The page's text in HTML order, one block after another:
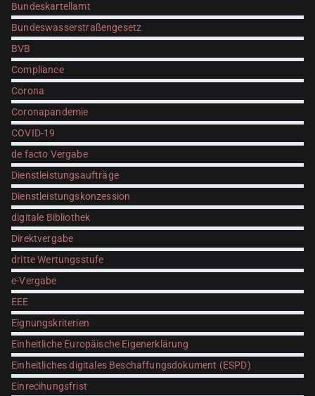
Bundeskartellamt
Bundeswasserstraßengesetz
BVB
Compliance
Corona
Coronapandemie
COVID-19
de facto Vergabe
Dienstleistungsaufträge
Dienstleistungskonzession
digitale Bibliothek
Direktvergabe
dritte Wertungsstufe
e-Vergabe
EEE
Eignungskriterien
Einheitliche Europäische Eigenerklärung
Einheitliches digitales Beschaffungsdokument (ESPD)
Einrecihungsfrist